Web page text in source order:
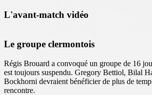
L'avant-match vidéo
Le groupe clermontois
Régis Brouard a convoqué un groupe de 16
est toujours suspendu. Gregory Bettiol, Bilal
Bockhorni devraient bénéficier de plus de
rencontre.